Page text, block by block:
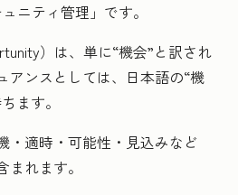
ニティ管理」です。
）は、単に“機会”と訳され
アンスとしては、日本語の“機
ます。
・適時・可能性・見込みなど
れます。